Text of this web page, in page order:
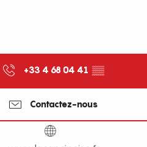
+33 4 68 04 41 ▒▒
Contactez-nous